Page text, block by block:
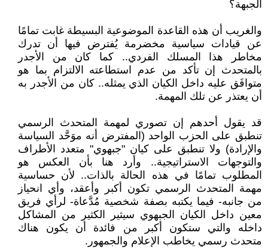
الجبهة؟
والغريب أن هذه القاعدة الموضوعية البسيطة غابت تمامًا
عن قيادات سياسية مخضرمة يُفترض فيها أن تدرك
مخاطر هذا المسلك الفردي.. كما كان من الأجدر
بالمتحدث إن تأكد من عدم استطاعته الالتزام بما هو
متوافَق عليه داخل الكيان الذي يمثله.. كان من الأجدر به
أن يعتذر عن تلك المهمة.
قد يقول أحدهم إن تصوري لمهمة المتحدث الرسمي
تنطبق على الحزب الواحد (المفترض أنه موَحَّد السياسة
والإرادة) ولا تنطبق على كيان "جبهوي" متعدد الأطراف
والتوجهات الاستراتيجية.. وأرد هنا بأن العكس هو
المطلوب تمامًا في هذه الحالة بالذات.. لأن حساسية
مهمة المتحدث الرسمي تكون أكبر وأعقد، وأي انحياز
من جانبه- فيما يكتبه بصفة شخصية مُدَّعاة- لرأي فريق
معين داخل الكيان الجبهوي سيثير الكثير من المشاكل
داخله والتي ستكون أكبر من فائدة أن يكون هناك
متحدث رسمي يخاطب الإعلام والجمهور.